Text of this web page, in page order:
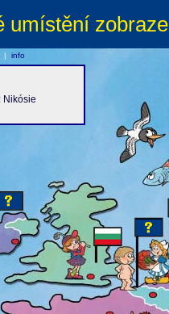
umístění
Nikósie
| info